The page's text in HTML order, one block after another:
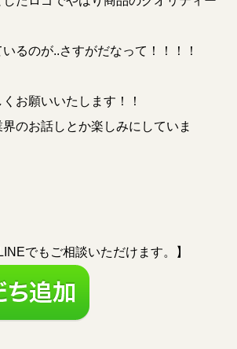
るのが..さすがだなって！！！！
お願いいたします！！
のお話しとか楽しみにしていま
でもご相談いただけます。】